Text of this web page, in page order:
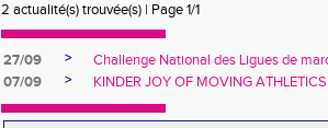
2 actualité(s) trouvée(s) | Page 1/1
27/09 >
Challenge National des Ligues de
07/09
> KINDER JOY OF MOVING